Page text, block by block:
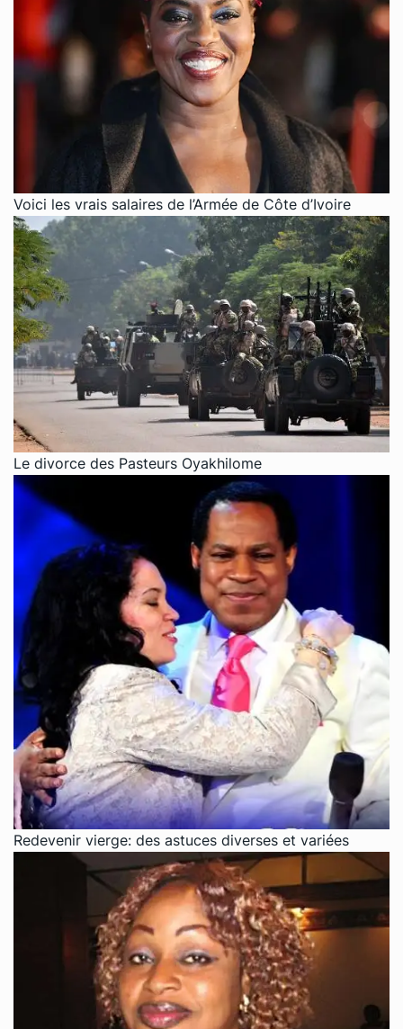
Voici les vrais salaires de l’Armée de Côte d’Ivoire
Le divorce des Pasteurs Oyakhilome
Redevenir vierge: des astuces diverses et variées